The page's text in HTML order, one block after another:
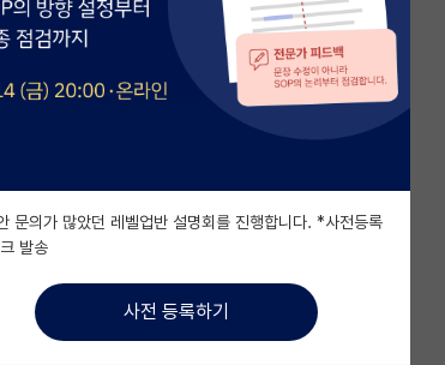
니다. publication도 아니구요
혹은 3티어 conference보다는 어렵다고 봐야하나요?
문의가 많았던 레벨업반 설명회를 진행합니다. *사전등록
발송
사전 등록하기